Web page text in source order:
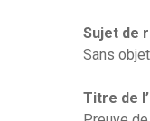
Sujet de
Sans objet
Titre de